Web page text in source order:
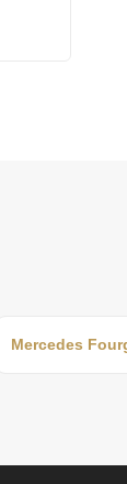
Mercedes